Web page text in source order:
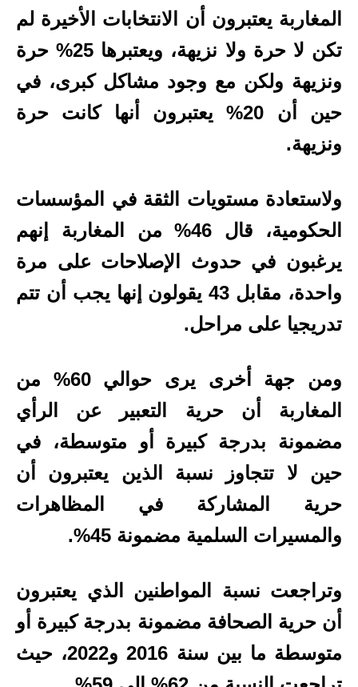
المغاربة يعتبرون أن الانتخابات الأخيرة لم
تكن لا حرة ولا نزيهة، ويعتبرها 25% حرة
ونزيهة ولكن مع وجود مشاكل كبرى، في
حين أن 20% يعتبرون أنها كانت حرة
ونزيهة.
ولاستعادة مستويات الثقة في المؤسسات
الحكومية، قال 46% من المغاربة إنهم
يرغبون في حدوث الإصلاحات على مرة
واحدة، مقابل 43 يقولون إنها يجب أن تتم
تدريجيا على مراحل.
ومن جهة أخرى يرى حوالي 60% من
المغاربة أن حرية التعبير عن الرأي
مضمونة بدرجة كبيرة أو متوسطة، في
حين لا تتجاوز نسبة الذين يعتبرون أن
حرية المشاركة في المظاهرات
والمسيرات السلمية مضمونة 45%.
وتراجعت نسبة المواطنين الذي يعتبرون
أن حرية الصحافة مضمونة بدرجة كبيرة أو
متوسطة ما بين سنة 2016 و2022، حيث